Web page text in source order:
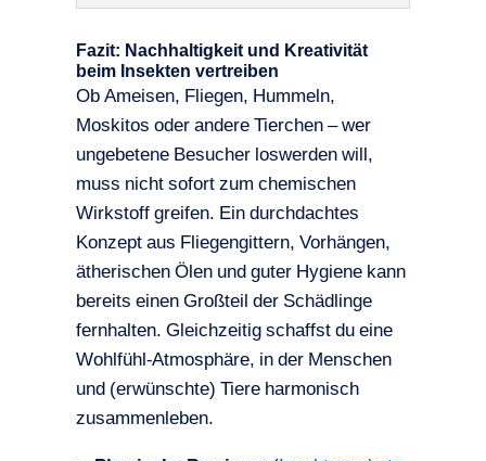
Fazit: Nachhaltigkeit und Kreativität
beim Insekten vertreiben
Ob Ameisen, Fliegen, Hummeln,
Moskitos oder andere Tierchen – wer
ungebetene Besucher loswerden will,
muss nicht sofort zum chemischen
Wirkstoff greifen. Ein durchdachtes
Konzept aus Fliegengittern, Vorhängen,
ätherischen Ölen und guter Hygiene kann
bereits einen Großteil der Schädlinge
fernhalten. Gleichzeitig schaffst du eine
Wohlfühl-Atmosphäre, in der Menschen
und (erwünschte) Tiere harmonisch
zusammenleben.